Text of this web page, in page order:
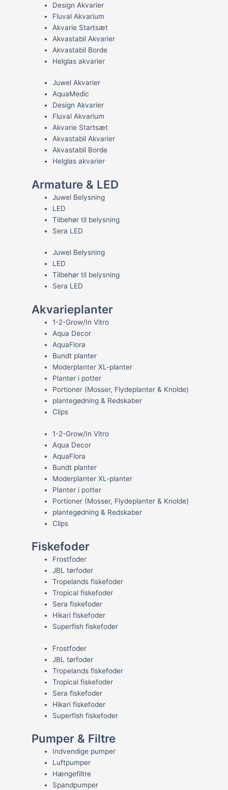
Design Akvarier
Fluval Akvarium
Akvarie Startsæt
Akvastabil Akvarier
Akvastabil Borde
Helglas akvarier
Juwel Akvarier
AquaMedic
Design Akvarier
Fluval Akvarium
Akvarie Startsæt
Akvastabil Akvarier
Akvastabil Borde
Helglas akvarier
Armature & LED
Juwel Belysning
LED
Tilbehør til belysning
Sera LED
Juwel Belysning
LED
Tilbehør til belysning
Sera LED
Akvarieplanter
1-2-Grow/In Vitro
Aqua Decor
AquaFlora
Bundt planter
Moderplanter XL-planter
Planter i potter
Portioner (Mosser, Flydeplanter & Knolde)
plantegødning & Redskaber
Clips
1-2-Grow/In Vitro
Aqua Decor
AquaFlora
Bundt planter
Moderplanter XL-planter
Planter i potter
Portioner (Mosser, Flydeplanter & Knolde)
plantegødning & Redskaber
Clips
Fiskefoder
Frostfoder
JBL tørfoder
Tropelands fiskefoder
Tropical fiskefoder
Sera fiskefoder
Hikari fiskefoder
Superfish fiskefoder
Frostfoder
JBL tørfoder
Tropelands fiskefoder
Tropical fiskefoder
Sera fiskefoder
Hikari fiskefoder
Superfish fiskefoder
Pumper & Filtre
Indvendige pumper
Luftpumper
Hængefiltre
Spandpumper